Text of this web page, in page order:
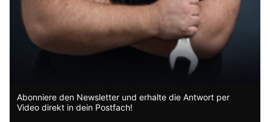
Fernbehandlung
Masterclass
Forschung
Einzelgespräch
Abonniere den Newsletter und erhalte die Antwort per
Video direkt in dein Postfach!